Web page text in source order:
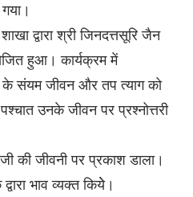
द्वारा श्री जिनदत्तसूरि जैन
हुआ। कार्यक्रम में
के संयम जीवन और तप त्याग को
उनके जीवन पर प्रश्नोत्तरी
की जीवनी पर प्रकाश डाला।
भाव व्यक्त कियेे।